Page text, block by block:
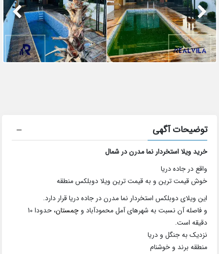
توضیحات آگهی
خرید ویلا استخردار نما مدرن در شمال
واقع در جاده دریا
خوش قیمت ترین و به قیمت ترین ویلا دوبلکس منطقه
این ویلای دوبلکس استخردار نما مدرن در جاده دریا قرار دارد.
و فاصله آن نسبت به شهرهای آمل محمودآباد وچمستان
، حدودا 10
دقیقه است.
نزدیک به جنگل و دریا
منطقه برند و خوشنام